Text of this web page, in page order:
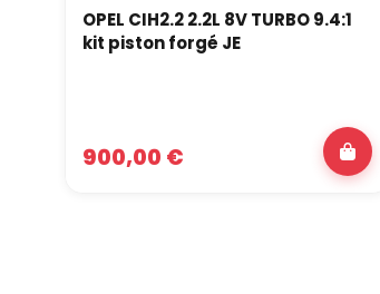
OPEL CIH2.2 2.2L 8V TURBO 9.4:1
kit piston forgé JE
900,00 €